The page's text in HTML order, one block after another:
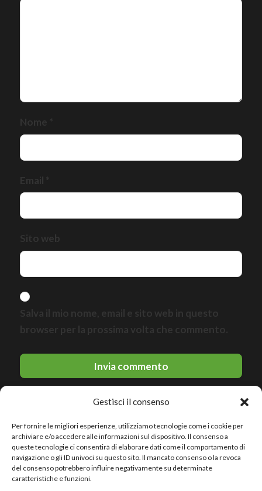
Gestisci il consenso
Per fornire le migliori esperienze, utilizziamo tecnologie come i cookie per
archiviare e/o accedere alle informazioni sul dispositivo. Il consenso a
queste tecnologie ci consentirà di elaborare dati come il comportamento di
navigazione o gli ID univoci su questo sito. Il mancato consenso o la revoca
del consenso potrebbero influire negativamente su determinate
caratteristiche e funzioni.
Nome
Sito web
Salva il mio nome, email e sito web in questo
browser per la prossima volta che commento.
© 2026 Le migliori discoteche · All rights reserved